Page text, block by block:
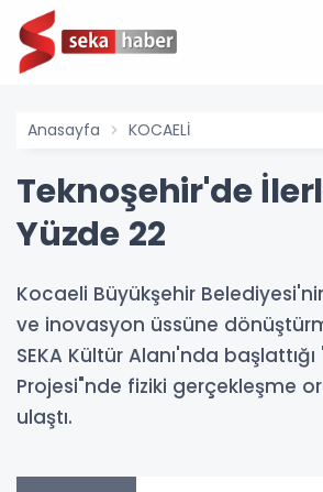
Anasayfa KOCAELİ
Teknoşehir'de
Yüzde 22
Kocaeli Büyükşehir
ve inovasyon üssüne
SEKA Kültür Alanı'nda
Projesi"nde fiziki gerçekleşme
ulaştı.